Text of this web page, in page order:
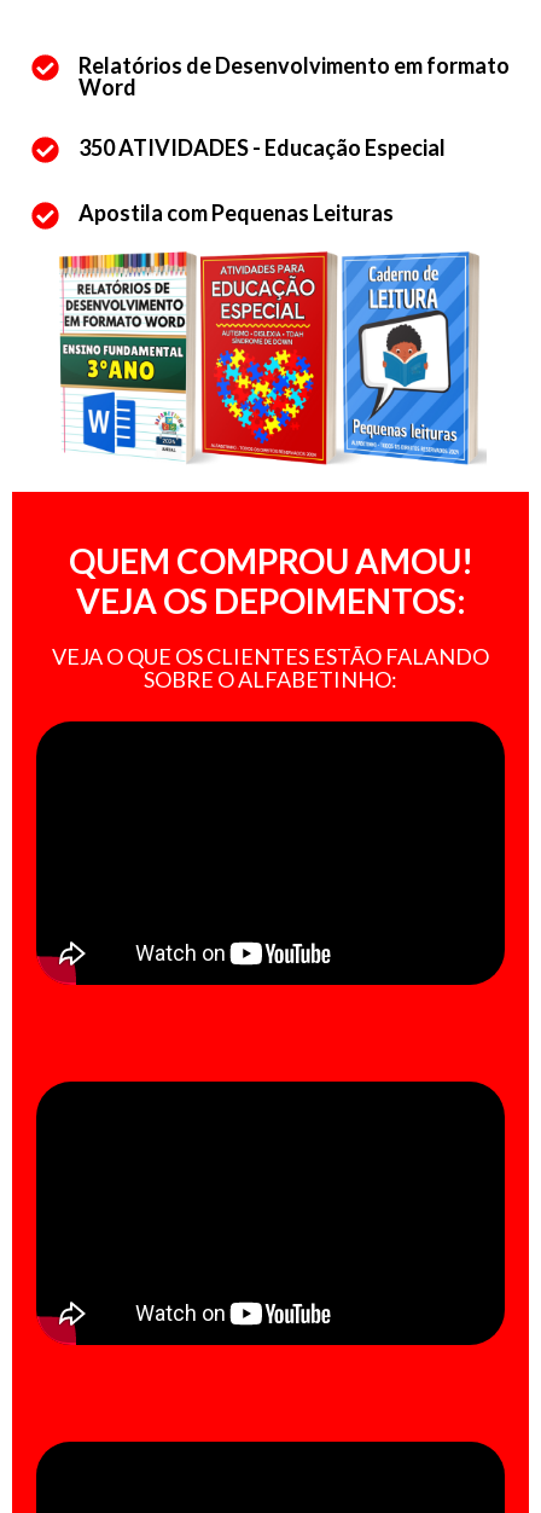
Relatórios de Desenvolvimento em formato
Word
350 ATIVIDADES - Educação Especial
Apostila com Pequenas Leituras
QUEM COMPROU AMOU!
VEJA OS DEPOIMENTOS:
VEJA O QUE OS CLIENTES ESTÃO FALANDO
SOBRE O ALFABETINHO: